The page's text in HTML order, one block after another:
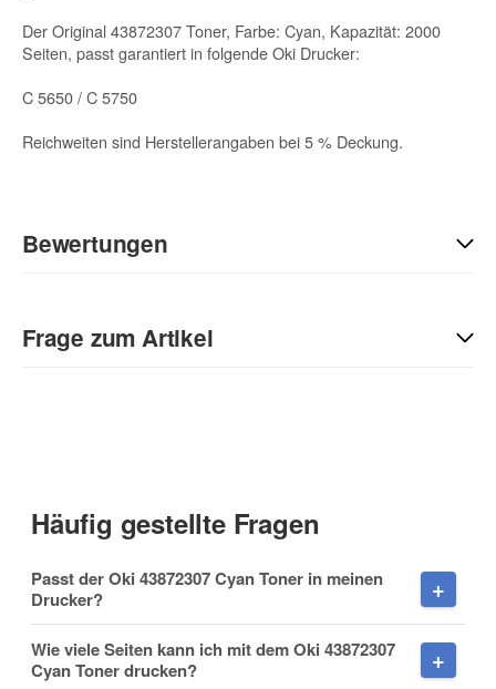
Der Original 43872307 Toner, Farbe: Cyan, Kapazität: 2000
Seiten, passt garantiert in folgende Oki Drucker:
C 5650 / C 5750
Reichweiten sind Herstellerangaben bei 5 % Deckung.
Bewertungen
Sie Anderen bei der Kaufentscheidung:
Frage zum Artikel
Nachname
Häufig gestellte Fragen
Passt der Oki 43872307 Cyan Toner in meinen
Drucker?
Wie viele Seiten kann ich mit dem Oki 43872307
Cyan Toner drucken?